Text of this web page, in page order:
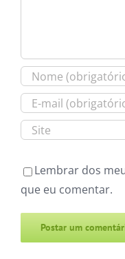
Lembrar dos
que eu comentar.